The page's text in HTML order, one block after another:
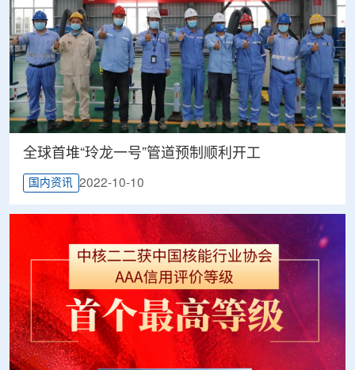
全球首堆“玲龙一号”管道预制顺利开工
国内资讯 2022-10-10